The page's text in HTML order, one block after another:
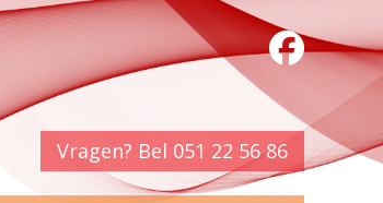
Vragen? Bel 051 22 56 86